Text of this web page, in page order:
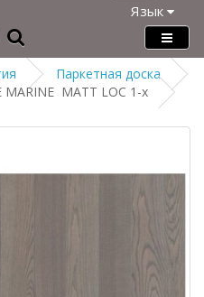
Язык
Паркетная доска
MARINE MATT LOC 1-х